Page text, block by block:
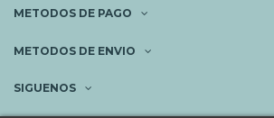
METODOS DE PAGO
METODOS DE ENVIO
SIGUENOS